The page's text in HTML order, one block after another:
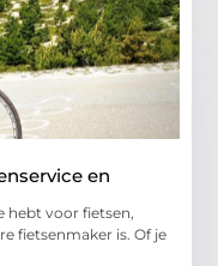
en
hebt voor fietsen,
fietsenmaker is. Of je